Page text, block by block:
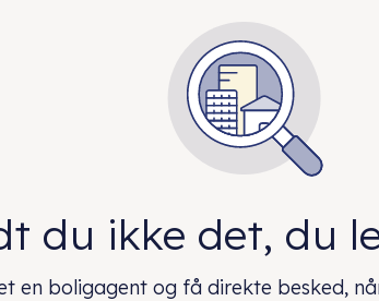
du ikke det, du
en boligagent og få direkte besked,